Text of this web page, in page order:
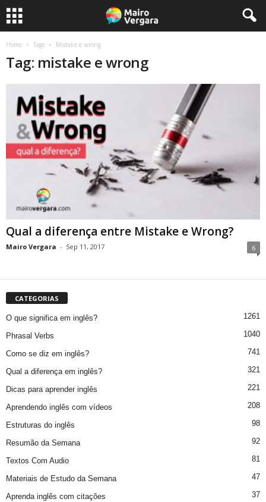
Home Tags Mistake e wrong
Tag: mistake e wrong
Qual a diferença entre Mistake e Wrong?
Mairo Vergara - Sep 11, 2017 6
CATEGORIAS
O que significa em inglês? 1261
Phrasal Verbs 1040
Como se diz em inglês? 741
Qual a diferença em inglês? 321
Dicas para aprender inglês 221
Aprendendo inglês com vídeos 208
Estruturas do inglês 98
Resumão da Semana 92
Textos Com Audio 81
Materiais de Estudo da Semana 47
Aprenda inglês com citações 37